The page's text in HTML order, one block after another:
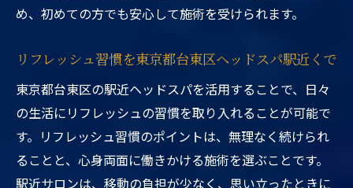
め、初めての方でも安心して施術を受けられます。
リフレッシュ習慣を東京都台東区ヘッドスパ駅近くで
東京都台東区の駅近ヘッドスパを活用することで、日々
の生活にリフレッシュの習慣を取り入れることが可能で
す。リフレッシュ習慣のポイントは、無理なく続けられ
ることと、心身両面に働きかける施術を選ぶことです。
駅近サロンは、移動の負担が少なく、思い立ったときに